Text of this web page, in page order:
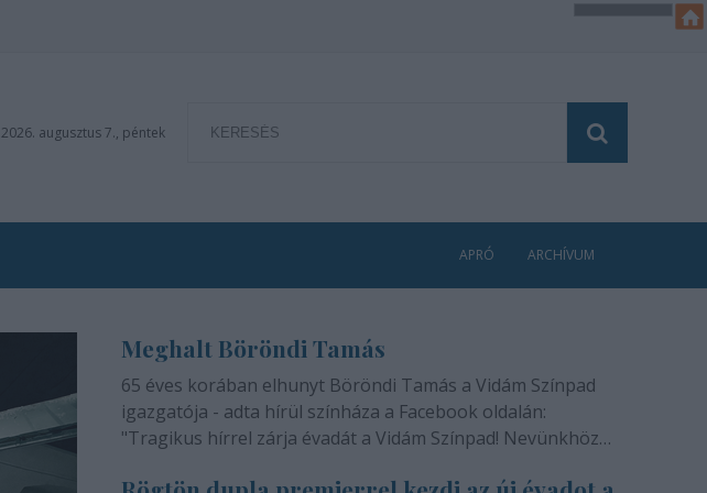
2026. augusztus 7., péntek
APRÓ ARCHÍVUM
Meghalt Böröndi Tamás
65 éves korában elhunyt Böröndi Tamás a Vidám Színpad
igazgatója - adta hírül színháza a Facebook oldalán:
"Tragikus hírrel zárja évadát a Vidám Színpad! Nevünkhöz